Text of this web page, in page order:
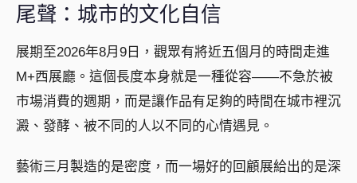
尾聲：城市的文化自信
展期至2026年8月9日，觀眾有將近五個月的時間走進
M+西展廳。這個長度本身就是一種從容——不急於被
市場消費的週期，而是讓作品有足夠的時間在城市裡沉
澱、發酵、被不同的人以不同的心情遇見。
藝術三月製造的是密度，而一場好的回顧展給出的是深